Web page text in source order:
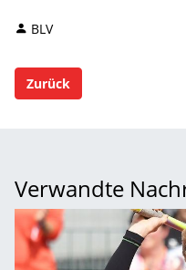
BLV
Zurück
Verwandte